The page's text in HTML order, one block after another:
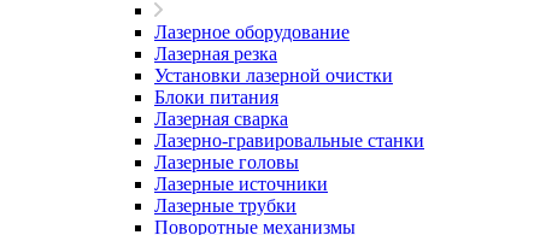
Лазерное оборудование
Лазерная резка
Установки лазерной очистки
Блоки питания
Лазерная сварка
Лазерно-гравировальные станки
Лазерные головы
Лазерные источники
Лазерные трубки
Поворотные механизмы